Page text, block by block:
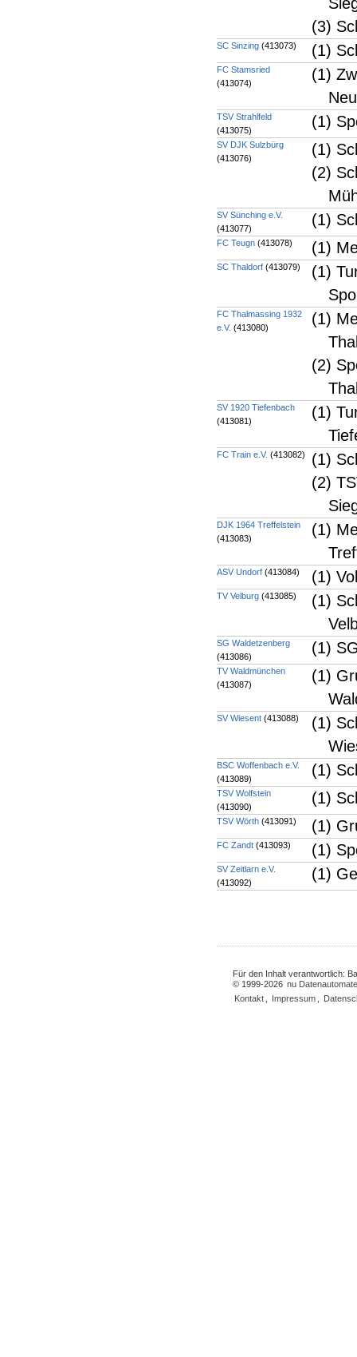
(3)
SC Sinzing (413073) (1)
FC Stamsried
(413074)
(1)
TSV Strahlfeld
(413075)
(1)
SV DJK Sulzbürg
(413076)
(1)
(2)
SV Sünching e.V.
(413077)
(1)
FC Teugn (413078) (1)
SC Thaldorf (413079)
(1)
FC Thalmassing 1932
e.V. (413080)
(1)
(2)
SV 1920 Tiefenbach
(413081)
(1)
FC Train e.V. (413082)
(1)
(2)
DJK 1964 Treffelstein
(413083)
(1)
ASV Undorf (413084) (1)
TV Velburg (413085)
(1)
SG Waldetzenberg
(413086)
(1)
TV Waldmünchen
(413087)
(1)
SV Wiesent (413088)
(1)
BSC Woffenbach e.V.
(413089)
(1)
TSV Wolfstein
(413090)
(1)
TSV Wörth (413091) (1)
FC Zandt (413093) (1)
SV Zeitlarn e.V.
(413092)
(1)
Für den Inhalt verantwortlich:
© 1999-2026 nu
Kontakt
Impressum